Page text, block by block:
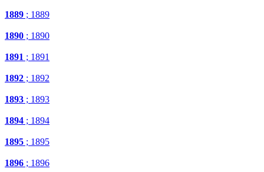
1889 ; 1889
1890 ; 1890
1891 ; 1891
1892 ; 1892
1893 ; 1893
1894 ; 1894
1895 ; 1895
1896 ; 1896